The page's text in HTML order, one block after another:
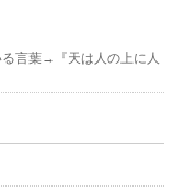
言葉→『天は人の上に人